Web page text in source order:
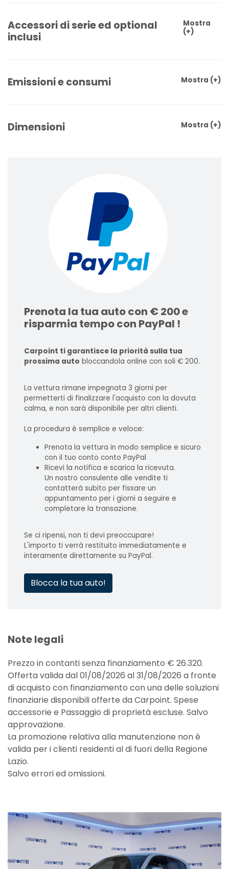
Accessori di serie ed optional
inclusi
Mostra
(+)
Emissioni e consumi Mostra (+)
Dimensioni Mostra (+)
Prenota la tua auto con € 200 e
risparmia tempo con PayPal !
Carpoint ti garantisce la priorità sulla tua
prossima auto bloccandola online con soli € 200.
La vettura rimane impegnata 3 giorni per
permetterti di finalizzare l'acquisto con la dovuta
calma, e non sarà disponibile per altri clienti.
La procedura è semplice e veloce:
Prenota la vettura in modo semplice e sicuro
con il tuo conto conto PayPal
Ricevi la notifica e scarica la ricevuta.
Un nostro consulente alle vendite ti
contatterà subito per fissare un
appuntamento per i giorni a seguire e
completare la transazione.
Se ci ripensi, non ti devi preoccupare!
L'importo ti verrà restituito immediatamente e
interamente direttamente su PayPal.
Blocca la tua auto!
Note legali
Prezzo in contanti senza finanziamento € 26.320.
Offerta valida dal 01/08/2026 al 31/08/2026 a fronte
di acquisto con finanziamento con una delle soluzioni
finanziarie disponibili offerte da Carpoint. Spese
accessorie e Passaggio di proprietà escluse. Salvo
approvazione.
La promozione relativa alla manutenzione non è
valida per i clienti residenti al di fuori della Regione
Lazio.
Salvo errori ed omissioni.